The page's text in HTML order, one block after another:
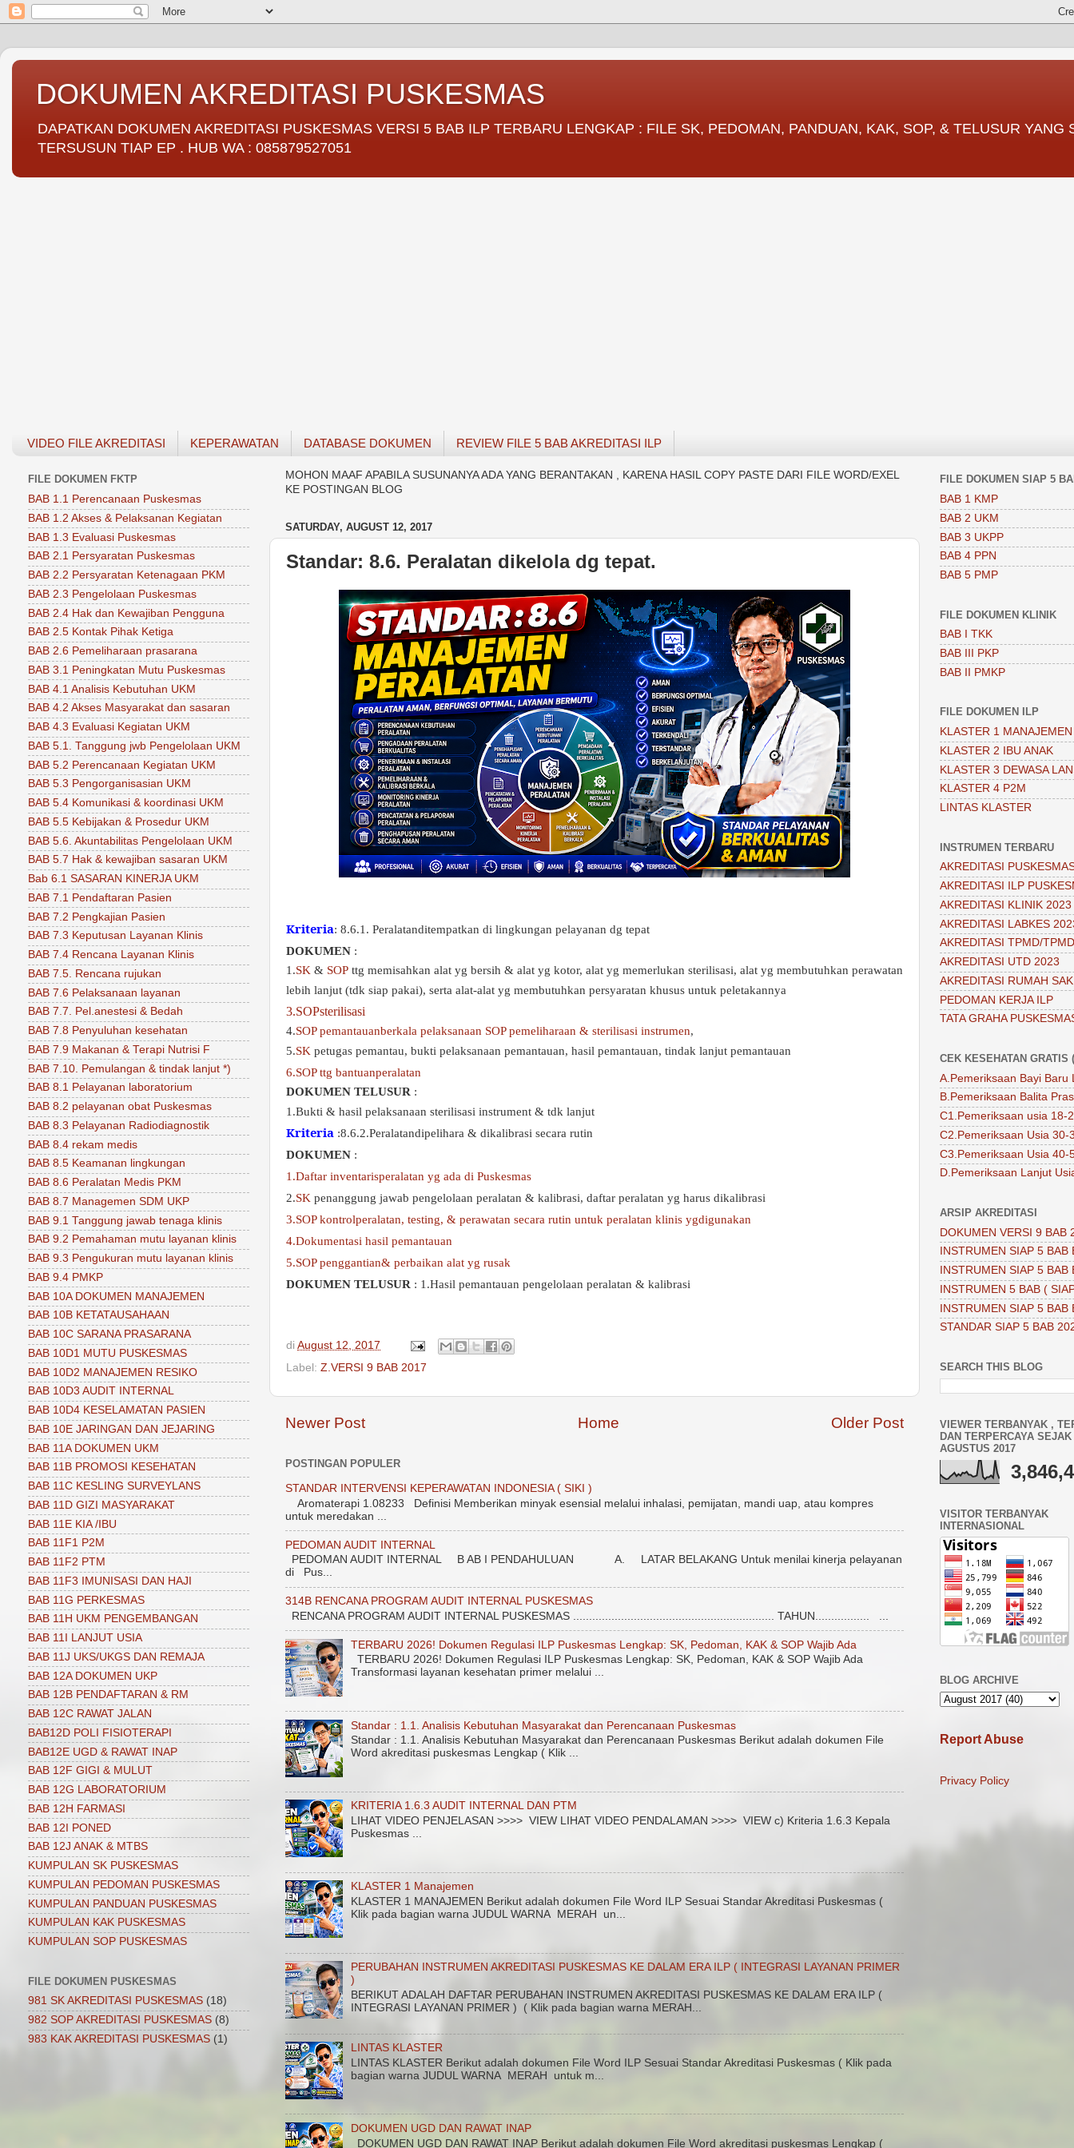
DOKUMEN AKREDITASI PUSKESMAS
DAPATKAN DOKUMEN AKREDITASI PUSKESMAS VERSI 5 BAB ILP TERBARU LENGKAP : FILE SK, PEDOMAN, PANDUAN, KAK, SOP, & TELUSUR YANG
TERSUSUN TIAP EP . HUB WA : 085879527051
VIDEO FILE AKREDITASI KEPERAWATAN DATABASE DOKUMEN REVIEW FILE 5 BAB AKREDITASI ILP
MOHON MAAF APABILA SUSUNANYA ADA YANG BERANTAKAN , KARENA HASIL COPY PASTE DARI FILE WORD/EXEL
KE POSTINGAN BLOG
SATURDAY, AUGUST 12, 2017
Standar: 8.6. Peralatan dikelola dg tepat.
Kriteria: 8.6.1. Peralatanditempatkan di lingkungan pelayanan dg tepat
DOKUMEN :
1.SK & SOP ttg memisahkan alat yg bersih & alat yg kotor, alat yg memerlukan sterilisasi, alat yg membutuhkan perawatan
lebih lanjut (tdk siap pakai), serta alat-alat yg membutuhkan persyaratan khusus untuk peletakannya
3.SOPsterilisasi
4.SOP pemantauanberkala pelaksanaan SOP pemeliharaan & sterilisasi instrumen,
5.SK petugas pemantau, bukti pelaksanaan pemantauan, hasil pemantauan, tindak lanjut pemantauan
6.SOP ttg bantuanperalatan
DOKUMEN TELUSUR :
1.Bukti & hasil pelaksanaan sterilisasi instrument & tdk lanjut
Kriteria :8.6.2.Peralatandipelihara & dikalibrasi secara rutin
DOKUMEN :
1.Daftar inventarisperalatan yg ada di Puskesmas
2.SK penanggung jawab pengelolaan peralatan & kalibrasi, daftar peralatan yg harus dikalibrasi
3.SOP kontrolperalatan, testing, & perawatan secara rutin untuk peralatan klinis ygdigunakan
4.Dokumentasi hasil pemantauan
5.SOP penggantian& perbaikan alat yg rusak
DOKUMEN TELUSUR : 1.Hasil pemantauan pengelolaan peralatan & kalibrasi
di August 12, 2017
Label: Z.VERSI 9 BAB 2017
Newer Post Older Post
Home
POSTINGAN POPULER
STANDAR INTERVENSI KEPERAWATAN INDONESIA ( SIKI )
Aromaterapi 1.08233 Definisi Memberikan minyak esensial melalui inhalasi, pemijatan, mandi uap, atau kompres
untuk meredakan ...
PEDOMAN AUDIT INTERNAL
PEDOMAN AUDIT INTERNAL B AB I PENDAHULUAN A. LATAR BELAKANG Untuk menilai kinerja pelayanan
di Pus...
314B RENCANA PROGRAM AUDIT INTERNAL PUSKESMAS
RENCANA PROGRAM AUDIT INTERNAL PUSKESMAS ............................................................... TAHUN................. ...
TERBARU 2026! Dokumen Regulasi ILP Puskesmas Lengkap: SK, Pedoman, KAK & SOP Wajib Ada
TERBARU 2026! Dokumen Regulasi ILP Puskesmas Lengkap: SK, Pedoman, KAK & SOP Wajib Ada
Transformasi layanan kesehatan primer melalui ...
Standar : 1.1. Analisis Kebutuhan Masyarakat dan Perencanaan Puskesmas
Standar : 1.1. Analisis Kebutuhan Masyarakat dan Perencanaan Puskesmas Berikut adalah dokumen File
Word akreditasi puskesmas Lengkap ( Klik ...
KRITERIA 1.6.3 AUDIT INTERNAL DAN PTM
LIHAT VIDEO PENJELASAN >>>> VIEW LIHAT VIDEO PENDALAMAN >>>> VIEW c) Kriteria 1.6.3 Kepala
Puskesmas ...
KLASTER 1 Manajemen
KLASTER 1 MANAJEMEN Berikut adalah dokumen File Word ILP Sesuai Standar Akreditasi Puskesmas (
Klik pada bagian warna JUDUL WARNA MERAH un...
PERUBAHAN INSTRUMEN AKREDITASI PUSKESMAS KE DALAM ERA ILP ( INTEGRASI LAYANAN PRIMER
)
BERIKUT ADALAH DAFTAR PERUBAHAN INSTRUMEN AKREDITASI PUSKESMAS KE DALAM ERA ILP (
INTEGRASI LAYANAN PRIMER ) ( Klik pada bagian warna MERAH...
LINTAS KLASTER
LINTAS KLASTER Berikut adalah dokumen File Word ILP Sesuai Standar Akreditasi Puskesmas ( Klik pada
bagian warna JUDUL WARNA MERAH untuk m...
DOKUMEN UGD DAN RAWAT INAP
DOKUMEN UGD DAN RAWAT INAP Berikut adalah dokumen File Word akreditasi puskesmas Lengkap (
FILE DOKUMEN FKTP
BAB 1.1 Perencanaan Puskesmas
BAB 1.2 Akses & Pelaksanan Kegiatan
BAB 1.3 Evaluasi Puskesmas
BAB 2.1 Persyaratan Puskesmas
BAB 2.2 Persyaratan Ketenagaan PKM
BAB 2.3 Pengelolaan Puskesmas
BAB 2.4 Hak dan Kewajiban Pengguna
BAB 2.5 Kontak Pihak Ketiga
BAB 2.6 Pemeliharaan prasarana
BAB 3.1 Peningkatan Mutu Puskesmas
BAB 4.1 Analisis Kebutuhan UKM
BAB 4.2 Akses Masyarakat dan sasaran
BAB 4.3 Evaluasi Kegiatan UKM
BAB 5.1. Tanggung jwb Pengelolaan UKM
BAB 5.2 Perencanaan Kegiatan UKM
BAB 5.3 Pengorganisasian UKM
BAB 5.4 Komunikasi & koordinasi UKM
BAB 5.5 Kebijakan & Prosedur UKM
BAB 5.6. Akuntabilitas Pengelolaan UKM
BAB 5.7 Hak & kewajiban sasaran UKM
Bab 6.1 SASARAN KINERJA UKM
BAB 7.1 Pendaftaran Pasien
BAB 7.2 Pengkajian Pasien
BAB 7.3 Keputusan Layanan Klinis
BAB 7.4 Rencana Layanan Klinis
BAB 7.5. Rencana rujukan
BAB 7.6 Pelaksanaan layanan
BAB 7.7. Pel.anestesi & Bedah
BAB 7.8 Penyuluhan kesehatan
BAB 7.9 Makanan & Terapi Nutrisi F
BAB 7.10. Pemulangan & tindak lanjut *)
BAB 8.1 Pelayanan laboratorium
BAB 8.2 pelayanan obat Puskesmas
BAB 8.3 Pelayanan Radiodiagnostik
BAB 8.4 rekam medis
BAB 8.5 Keamanan lingkungan
BAB 8.6 Peralatan Medis PKM
BAB 8.7 Managemen SDM UKP
BAB 9.1 Tanggung jawab tenaga klinis
BAB 9.2 Pemahaman mutu layanan klinis
BAB 9.3 Pengukuran mutu layanan klinis
BAB 9.4 PMKP
BAB 10A DOKUMEN MANAJEMEN
BAB 10B KETATAUSAHAAN
BAB 10C SARANA PRASARANA
BAB 10D1 MUTU PUSKESMAS
BAB 10D2 MANAJEMEN RESIKO
BAB 10D3 AUDIT INTERNAL
BAB 10D4 KESELAMATAN PASIEN
BAB 10E JARINGAN DAN JEJARING
BAB 11A DOKUMEN UKM
BAB 11B PROMOSI KESEHATAN
BAB 11C KESLING SURVEYLANS
BAB 11D GIZI MASYARAKAT
BAB 11E KIA /IBU
BAB 11F1 P2M
BAB 11F2 PTM
BAB 11F3 IMUNISASI DAN HAJI
BAB 11G PERKESMAS
BAB 11H UKM PENGEMBANGAN
BAB 11I LANJUT USIA
BAB 11J UKS/UKGS DAN REMAJA
BAB 12A DOKUMEN UKP
BAB 12B PENDAFTARAN & RM
BAB 12C RAWAT JALAN
BAB12D POLI FISIOTERAPI
BAB12E UGD & RAWAT INAP
BAB 12F GIGI & MULUT
BAB 12G LABORATORIUM
BAB 12H FARMASI
BAB 12I PONED
BAB 12J ANAK & MTBS
KUMPULAN SK PUSKESMAS
KUMPULAN PEDOMAN PUSKESMAS
KUMPULAN PANDUAN PUSKESMAS
KUMPULAN KAK PUSKESMAS
KUMPULAN SOP PUSKESMAS
FILE DOKUMEN PUSKESMAS
981 SK AKREDITASI PUSKESMAS (18)
982 SOP AKREDITASI PUSKESMAS (8)
983 KAK AKREDITASI PUSKESMAS (1)
FILE DOKUMEN SIAP 5
BAB 1 KMP
BAB 2 UKM
BAB 3 UKPP
BAB 4 PPN
BAB 5 PMP
FILE DOKUMEN KLINIK
BAB I TKK
BAB III PKP
BAB II PMKP
FILE DOKUMEN ILP
KLASTER 1 MANAJEMEN
KLASTER 2 IBU ANAK
KLASTER 3 DEWASA
KLASTER 4 P2M
LINTAS KLASTER
INSTRUMEN TERBARU
AKREDITASI
AKREDITASI ILP
AKREDITASI KLINIK 2023
AKREDITASI LABKES
AKREDITASI TPMD/
AKREDITASI UTD 2023
AKREDITASI RUMAH
PEDOMAN KERJA ILP
TATA GRAHA
CEK KESEHATAN GRATIS
A.Pemeriksaan Bayi Baru
B.Pemeriksaan Balita
C1.Pemeriksaan usia 18-
C2.Pemeriksaan Usia 30-
C3.Pemeriksaan Usia 40-
D.Pemeriksaan Lanjut
ARSIP AKREDITASI
DOKUMEN VERSI 9 BAB
INSTRUMEN SIAP 5 BAB
INSTRUMEN SIAP 5 BAB
INSTRUMEN 5 BAB (
INSTRUMEN SIAP 5 BAB
STANDAR SIAP 5 BAB
SEARCH THIS BLOG
VIEWER TERBANYAK ,
DAN TERPERCAYA SEJAK
AGUSTUS 2017
VISITOR TERBANYAK
INTERNASIONAL
BLOG ARCHIVE
Report Abuse
Privacy Policy